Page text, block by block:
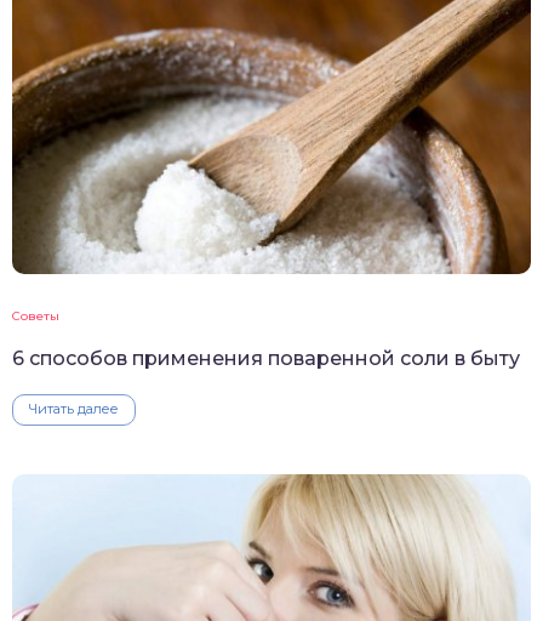
Советы
6 способов применения поваренной соли в быту
Читать далее